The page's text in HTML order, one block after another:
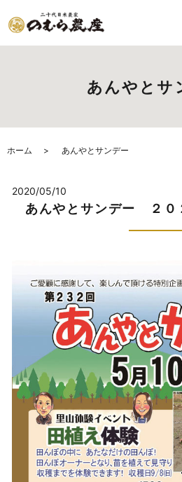
あんやとサ
ホーム あんやとサンデー
2020/05/10
あんやとサンデー ２０